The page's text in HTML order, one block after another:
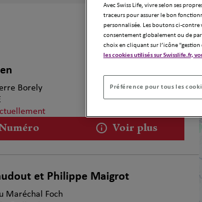
4
Borely
Voir plus
et Philippe Maigrot
Maréchal Foch
Avec Swiss Life, vivre selon ses
traceurs pour assurer le bon
personnalisée. Les boutons ci-
consentement globalement ou de
choix en cliquant sur l’icône "gestion
les cookies utilisés sur Swisslife.fr,
Préférence pour tous les